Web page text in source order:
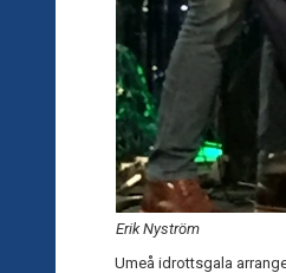
Erik Nyström
Umeå idrottsgala